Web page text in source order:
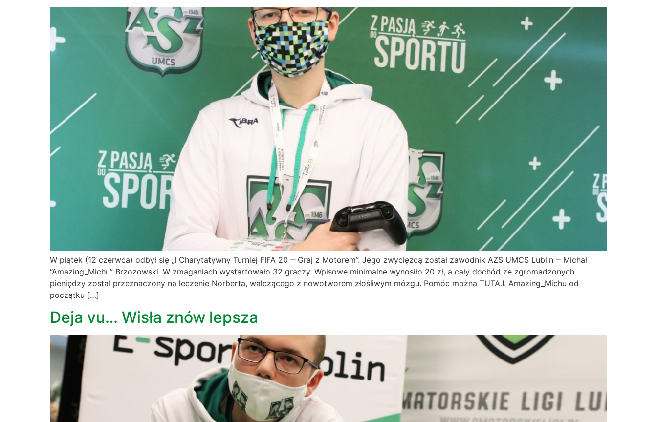
W piątek (12 czerwca) odbył się „I Charytatywny Turniej FIFA 20 ‒ Graj z Motorem”. Jego zwycięzcą został zawodnik AZS UMCS Lublin ‒ Michał
“Amazing_Michu” Brzozowski. W zmaganiach wystartowało 32 graczy. Wpisowe minimalne wynosiło 20 zł, a cały dochód ze zgromadzonych
pieniędzy został przeznaczony na leczenie Norberta, walczącego z nowotworem złośliwym mózgu. Pomóc można TUTAJ. Amazing_Michu od
początku […]
Deja vu… Wisła znów lepsza